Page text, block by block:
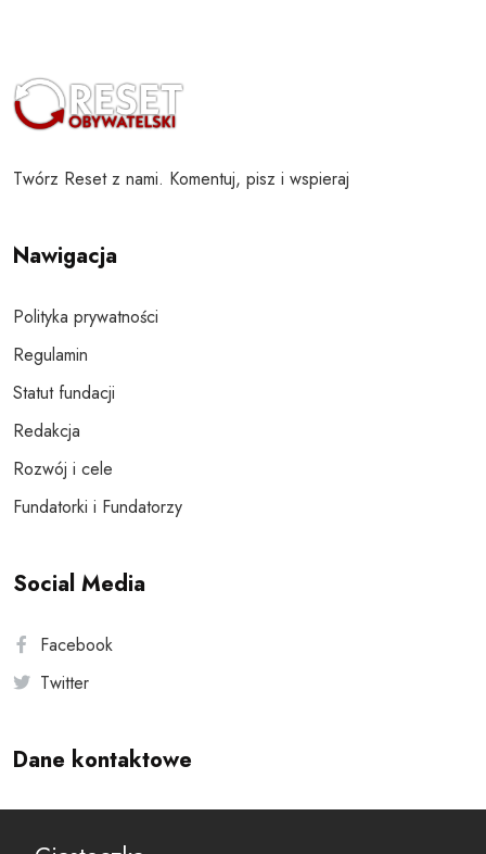
Twórz Reset z nami. Komentuj, pisz i wspieraj
Nawigacja
Polityka prywatności
Regulamin
Statut fundacji
Redakcja
Rozwój i cele
Fundatorki i Fundatorzy
Social Media
Facebook
Twitter
Dane kontaktowe